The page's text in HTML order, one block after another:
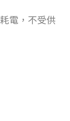
電，不受供